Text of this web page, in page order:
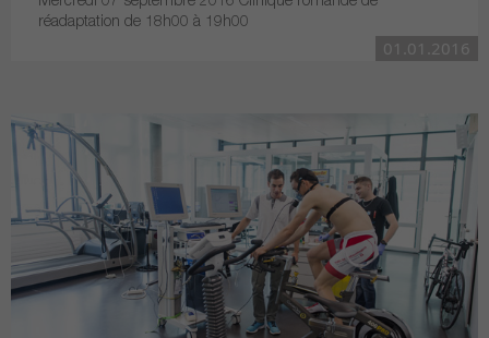
réadaptation de 18h00 à 19h00
01.01.2016